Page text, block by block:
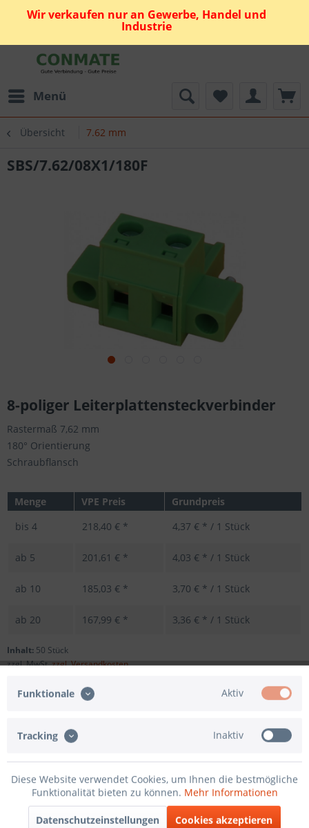
Wir verkaufen nur an Gewerbe, Handel und
Industrie
Menü
Übersicht 7.62 mm
SBS/7.62/08X1/180F
8-poliger Leiterplattensteckverbinder
Rastermaß 7,62 mm
180° Orientierung
Schraubflansch
Menge VPE Preis
Grundpreis
bis 4 218,40 € * 4,37 € * / 1 Stück
ab 5 201,61 € * 4,03 € * / 1 Stück
ab 10 185,03 € * 3,70 € * / 1 Stück
ab 20 167,99 € * 3,36 € * / 1 Stück
Inhalt: 50 Stück
zzgl. MwSt.zzgl. Versandkosten
In den Warenkorb
Merken
Funktionale Aktiv
Tracking Inaktiv
Diese Website verwendet Cookies, um Ihnen die bestmögliche
Funktionalität bieten zu können. Mehr Informationen
Datenschutzeinstellungen Cookies akzeptieren